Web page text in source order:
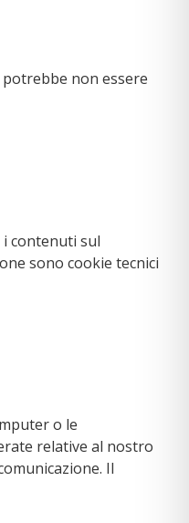
non essere
contenuti sul
sono cookie tecnici
o le
relative al nostro
Il